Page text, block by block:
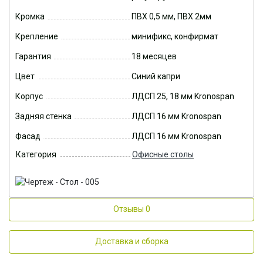
Кромка ПВХ 0,5 мм, ПВХ 2мм
Крепление минификс, конфирмат
Гарантия 18 месяцев
Цвет Синий капри
Корпус ЛДСП 25, 18 мм Kronospan
Задняя стенка ЛДСП 16 мм Kronospan
Фасад
ЛДСП 16 мм Kronospan
Категория
Офисные столы
Отзывы 0
Доставка и сборка